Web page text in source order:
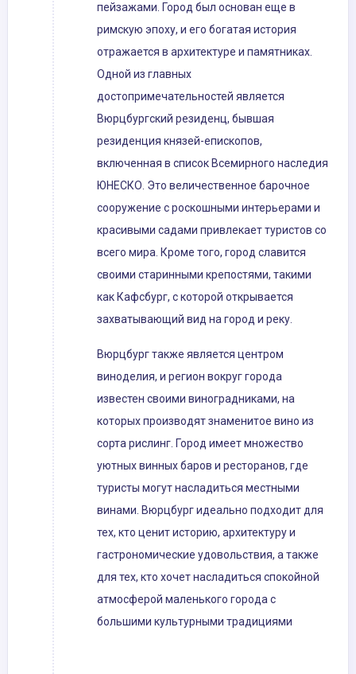
пейзажами. Город был основан еще в
римскую эпоху, и его богатая история
отражается в архитектуре и памятниках.
Одной из главных
достопримечательностей является
Вюрцбургский резиденц, бывшая
резиденция князей-епископов,
включенная в список Всемирного наследия
ЮНЕСКО. Это величественное барочное
сооружение с роскошными интерьерами и
красивыми садами привлекает туристов со
всего мира. Кроме того, город славится
своими старинными крепостями, такими
как Кафсбург, с которой открывается
захватывающий вид на город и реку.
Вюрцбург также является центром
виноделия, и регион вокруг города
известен своими виноградниками, на
которых производят знаменитое вино из
сорта рислинг. Город имеет множество
уютных винных баров и ресторанов, где
туристы могут насладиться местными
винами. Вюрцбург идеально подходит для
тех, кто ценит историю, архитектуру и
гастрономические удовольствия, а также
для тех, кто хочет насладиться спокойной
атмосферой маленького города с
большими культурными традициями